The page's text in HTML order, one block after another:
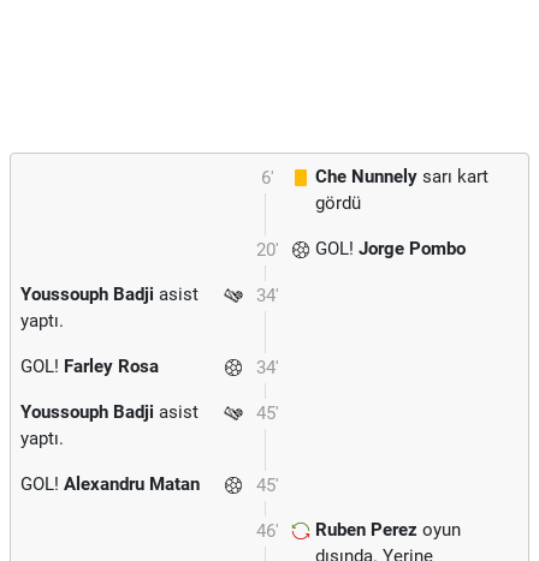
6' Che Nunnely sarı kart
gördü
20' GOL! Jorge Pombo
34'
Youssouph Badji asist
yaptı.
34'
GOL! Farley Rosa
45'
Youssouph Badji asist
yaptı.
45'
GOL! Alexandru Matan
46' Ruben Perez oyun
dışında. Yerine